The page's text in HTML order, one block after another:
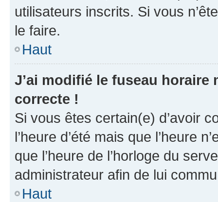
utilisateurs inscrits. Si vous
le faire.
Haut
J’ai modifié le fuseau horaire
correcte !
Si vous êtes certain(e) d’avoir
l’heure d’été mais que l’heure
que l’heure de l’horloge du
administrateur afin de lui
Haut